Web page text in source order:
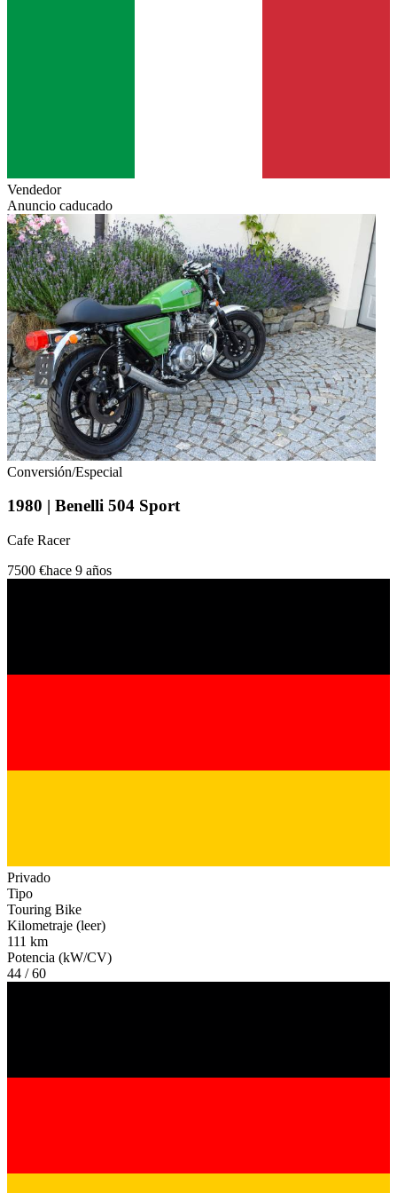
Vendedor
Anuncio caducado
Conversión/Especial
1980 | Benelli 504 Sport
Cafe Racer
7500 €hace 9 años
Privado
Tipo
Touring Bike
Kilometraje (leer)
111 km
Potencia (kW/CV)
44 / 60